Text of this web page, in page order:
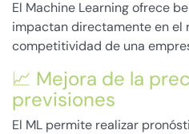
El Machine Learning ofrece
impactan directamente en el
competitividad de una
📈 Mejora de la
previsiones
El ML permite realizar